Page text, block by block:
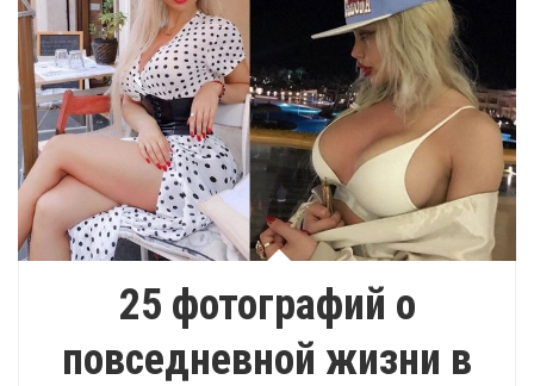
25 фотографий о
повседневной жизни в